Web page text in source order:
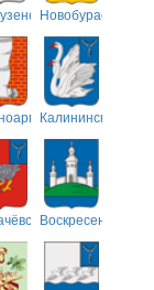
Новобурасский
Калининский
Воскресенский